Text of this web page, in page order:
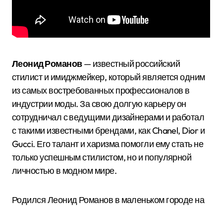
Леонид Романов— известный российский
стилист и имиджмейкер, который является одним
из самых востребованных профессионалов в
индустрии моды. За свою долгую карьеру он
сотрудничал с ведущими дизайнерами и работал
с такими известными брендами, как Chanel, Dior и
Gucci. Его талант и харизма помогли ему стать не
только успешным стилистом, но и популярной
личностью в модном мире.
Родился Леонид Романов в маленьком городе на